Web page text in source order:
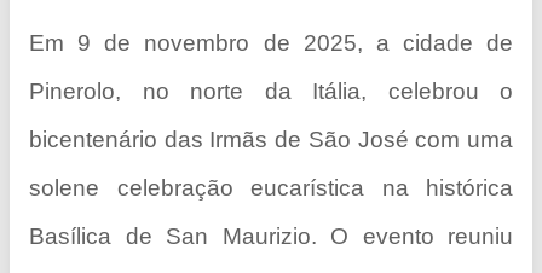
Em 9 de novembro de 2025, a cidade de
Pinerolo, no norte da Itália, celebrou o
bicentenário das Irmãs de São José com uma
solene celebração eucarística na histórica
Basílica de San Maurizio. O evento reuniu